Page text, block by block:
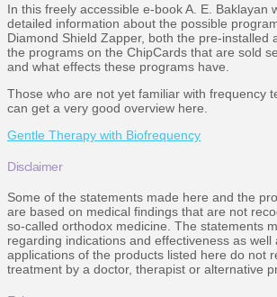
In this freely accessible e-book A. E. Baklayan
detailed information about the possible
Diamond Shield Zapper, both the pre-installed
the programs on the ChipCards that are sold
and what effects these programs have.
Those who are not yet familiar with frequency
can get a very good overview here.
Gentle Therapy with Biofrequency
Disclaimer
Some of the statements made here and the
are based on medical findings that are not
so-called orthodox medicine. The statements
regarding indications and effectiveness as well
applications of the products listed here do not
treatment by a doctor, therapist or alternative